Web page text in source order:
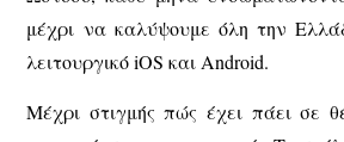
μέχρι να καλύψουμε όλη την
λειτουργικό iOS και Android.
Μέχρι στιγμής πώς έχει πάει σε